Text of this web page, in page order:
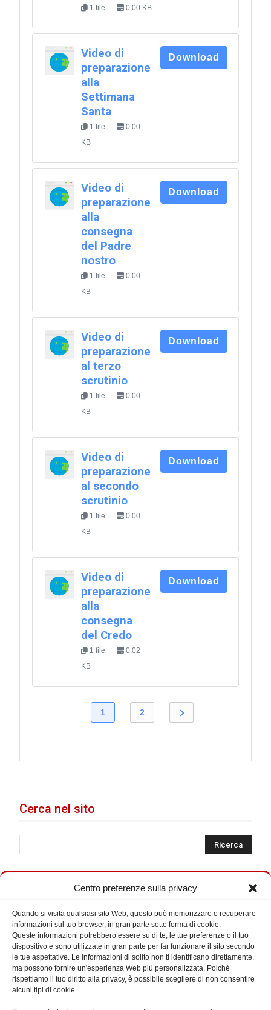
Centro preferenze sulla privacy
Quando si visita qualsiasi sito Web, questo può memorizzare o recuperare
informazioni sul tuo browser, in gran parte sotto forma di cookie.
Queste informazioni potrebbero essere su di te, le tue preferenze o il tuo
dispositivo e sono utilizzate in gran parte per far funzionare il sito secondo
le tue aspettative. Le informazioni di solito non ti identificano direttamente,
ma possono fornire un'esperienza Web più personalizzata. Poiché
rispettiamo il tuo diritto alla privacy, è possibile scegliere di non consentire
alcuni tipi di cookie.
1 file 0.00 KB
Video di
preparazione
alla
Settimana
Santa
1 file
0.00
KB
Download
Video di
preparazione
alla
consegna
del Padre
nostro
1 file
0.00
KB
Download
Video di
preparazione
al terzo
scrutinio
1 file
0.00
KB
Download
Video di
preparazione
al secondo
scrutinio
1 file
0.00
KB
Download
Video di
preparazione
alla
consegna
del Credo
1 file
0.02
KB
Download
1 2
Cerca nel sito